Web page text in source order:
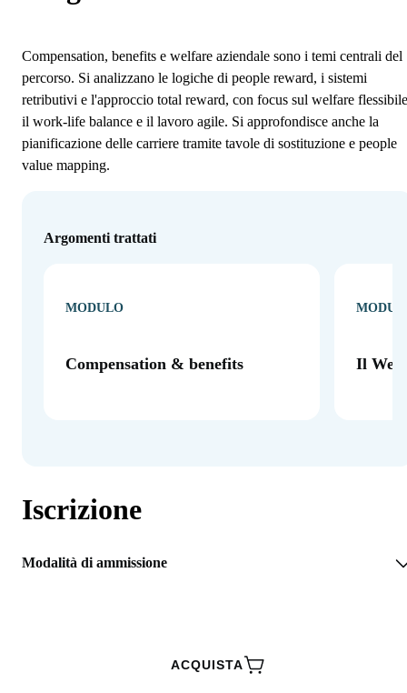
Compensation, benefits e welfare aziendale sono i temi centrali del
percorso. Si analizzano le logiche di people reward, i sistemi
retributivi e l'approccio total reward, con focus sul welfare
il work-life balance e il lavoro agile. Si approfondisce anche la
pianificazione delle carriere tramite tavole di sostituzione e people
value mapping.
Argomenti trattati
MODULO
Compensation & benefits Il
Iscrizione
Modalità di ammissione
ACQUISTA